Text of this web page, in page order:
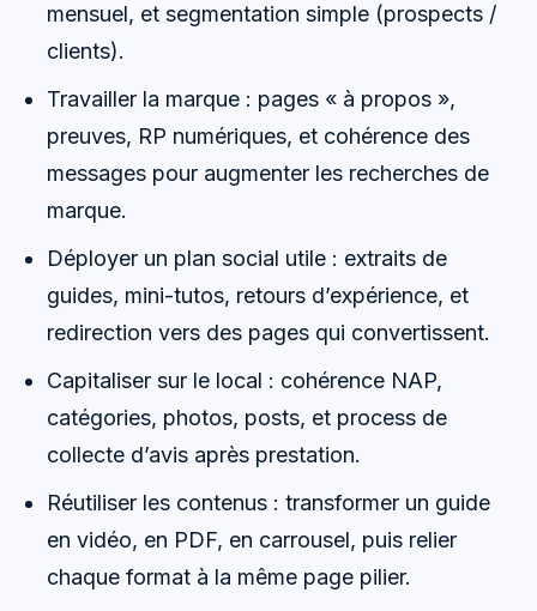
mensuel, et segmentation simple (prospects /
clients).
Travailler la marque : pages « à propos »,
preuves, RP numériques, et cohérence des
messages pour augmenter les recherches de
marque.
Déployer un plan social utile : extraits de
guides, mini-tutos, retours d’expérience, et
redirection vers des pages qui convertissent.
Capitaliser sur le local : cohérence NAP,
catégories, photos, posts, et process de
collecte d’avis après prestation.
Réutiliser les contenus : transformer un guide
en vidéo, en PDF, en carrousel, puis relier
chaque format à la même page pilier.